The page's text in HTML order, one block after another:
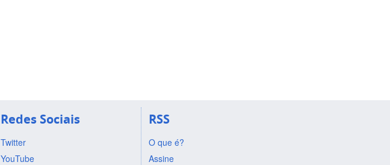
Redes Sociais
Twitter
YouTube
RSS
O que é?
Assine